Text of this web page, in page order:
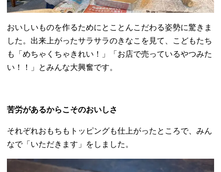
おいしいものを作るためにとことんこだわる姿勢に驚きま
した。 出来上がったサラサラのきなこを見て、こどもたち
も「めちゃくちゃきれい！」「お店で売っているやつみた
い！！」とみんな大興奮です。
苦労があるからこそのおいしさ
それぞれおもちもトッピングも仕上がったところで、みん
なで「いただきます」をしました。